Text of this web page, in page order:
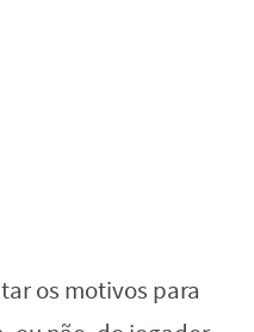
os motivos para